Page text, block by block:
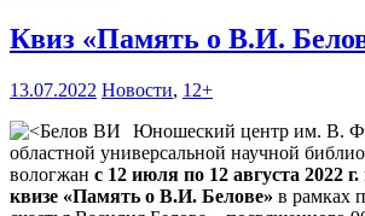
Квиз «Память о В.И.
13.07.2022 Новости, 12+
Юношеский центр им. В. Ф.
областной универсальной научной
вологжан с 12 июля по 12 августа 2022 г.
квизе «Память о В.И. Белове» в рамках